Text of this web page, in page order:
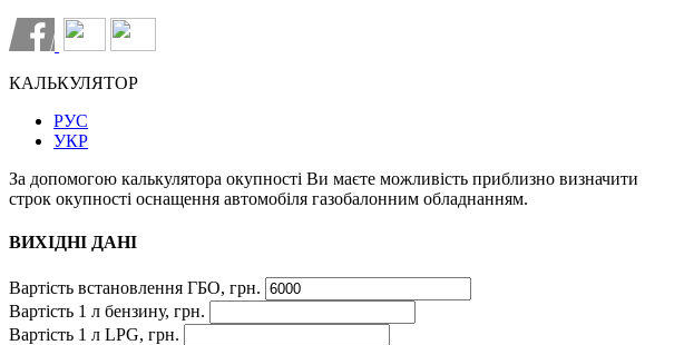
КАЛЬКУЛЯТОР
РУС
УКР
За допомогою калькулятора окупності Ви маєте можливість приблизно визначити
строк окупності оснащення автомобіля газобалонним обладнанням.
ВИХІДНІ ДАНІ
Вартість встановлення ГБО, грн.
Вартість 1 л бензину, грн.
Вартість 1 л LPG, грн.